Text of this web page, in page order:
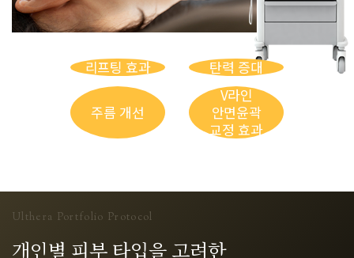
리프팅 효과 탄력 증대
주름 개선
V라인
안면윤곽
교정 효과
Ulthera Portfolio Protocol
개인별 피부 타입을 고려한